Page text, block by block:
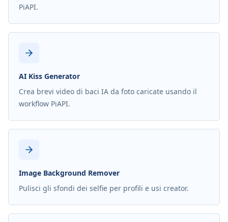
PiAPI.
AI Kiss Generator
Crea brevi video di baci IA da foto caricate usando il
workflow PiAPI.
Image Background Remover
Pulisci gli sfondi dei selfie per profili e usi creator.